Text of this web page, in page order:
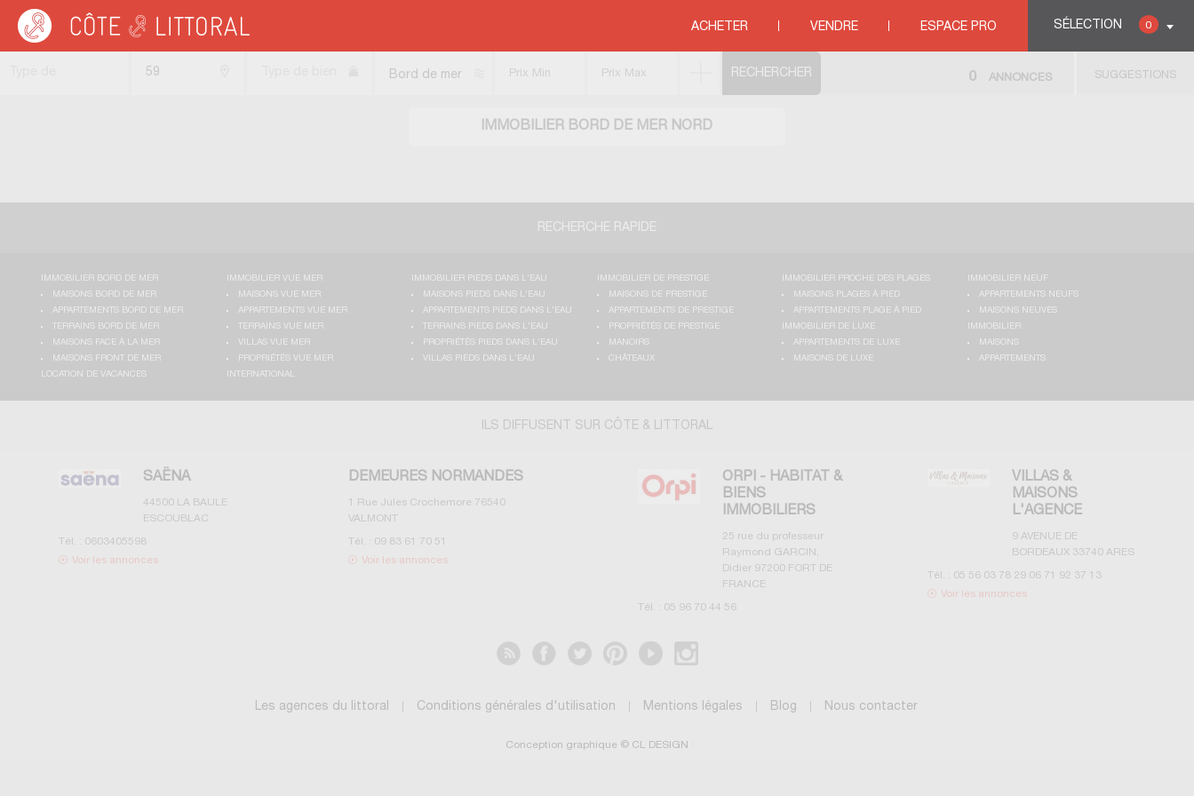
SÉLECTION 0
ACHETER VENDRE ESPACE PRO
Côte & Littoral > Immobilier bord de mer>NORD PAS DE CALAIS
IMMOBILIER BORD DE MER NORD
59 Bord de mer SUGGESTIONS
0 ANNONCES
RECHERCHE RAPIDE
IMMOBILIER BORD DE MER
MAISONS BORD DE MER
APPARTEMENTS BORD DE MER
TERRAINS BORD DE MER
MAISONS FACE À LA MER
MAISONS FRONT DE MER
IMMOBILIER VUE MER
MAISONS VUE MER
APPARTEMENTS VUE MER
TERRAINS VUE MER
VILLAS VUE MER
PROPRIÉTÉS VUE MER
IMMOBILIER PIEDS DANS L'EAU
MAISONS PIEDS DANS L'EAU
APPARTEMENTS PIEDS DANS L'EAU
TERRAINS PIEDS DANS L'EAU
PROPRIÉTÉS PIEDS DANS L'EAU
VILLAS PIEDS DANS L'EAU
IMMOBILIER DE PRESTIGE
MAISONS DE PRESTIGE
APPARTEMENTS DE PRESTIGE
PROPRIÉTÉS DE PRESTIGE
MANOIRS
CHÂTEAUX
IMMOBILIER PROCHE DES PLAGES
MAISONS PLAGES À PIED
APPARTEMENTS PLAGE À PIED
IMMOBILIER NEUF
APPARTEMENTS NEUFS
MAISONS NEUVES
IMMOBILIER DE LUXE
APPARTEMENTS DE LUXE
MAISONS DE LUXE
IMMOBILIER
MAISONS
APPARTEMENTS
LOCATION DE VACANCES
INTERNATIONAL
ILS DIFFUSENT SUR CÔTE & LITTORAL
SAËNA
44500 LA BAULE
ESCOUBLAC
Tél. : 0603405598
Voir les annonces
DEMEURES NORMANDES
1 Rue Jules Crochemore 76540
VALMONT
Tél. : 09 83 61 70 51
Voir les annonces
ORPI - HABITAT &
BIENS
IMMOBILIERS
25 rue du professeur
Raymond GARCIN,
Didier 97200 FORT DE
FRANCE
Tél. : 05 96 70 44 56
VILLAS &
MAISONS
L'AGENCE
9 AVENUE DE
BORDEAUX 33740 ARES
Tél. : 05 56 03 78 29 06 71 92 37 13
Voir les annonces
Les agences du littoral Conditions générales d'utilisation Mentions légales Blog Nous contacter
Conception graphique © CL DESIGN